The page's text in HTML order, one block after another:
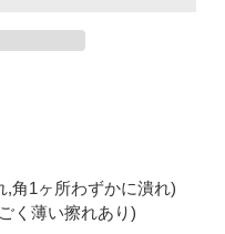
,角1ヶ所わずかに潰れ)
く薄い擦れあり)